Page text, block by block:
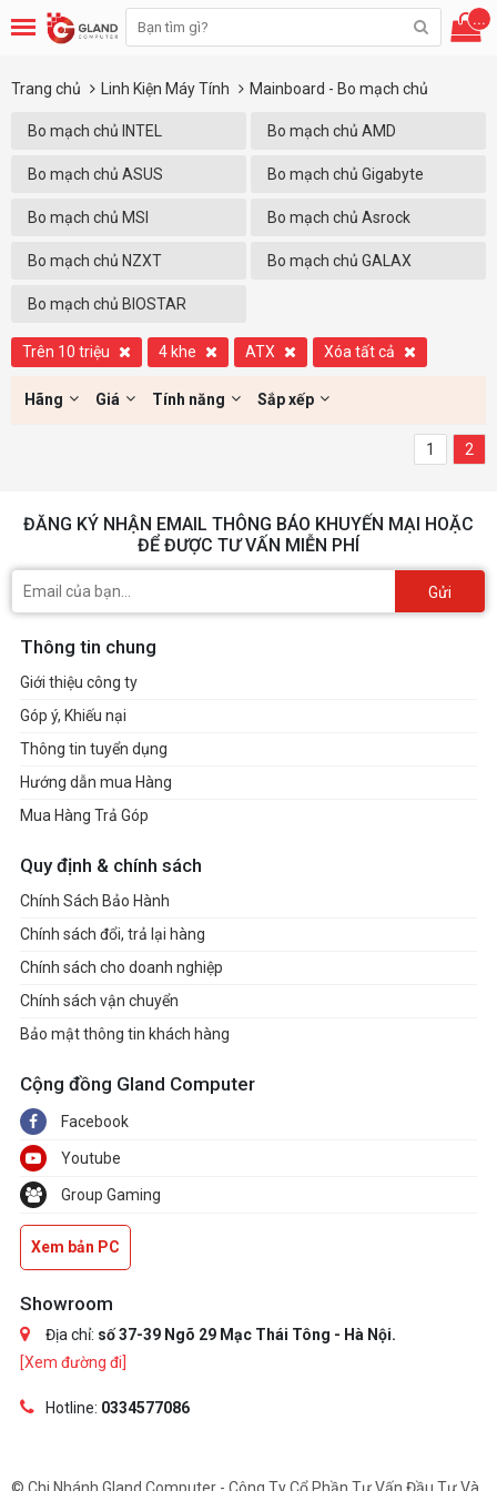
...
Trang chủ Linh Kiện Máy Tính Mainboard - Bo mạch chủ
Bo mạch chủ INTEL Bo mạch chủ AMD
Bo mạch chủ ASUS Bo mạch chủ Gigabyte
Bo mạch chủ MSI Bo mạch chủ Asrock
Bo mạch chủ NZXT Bo mạch chủ GALAX
Bo mạch chủ BIOSTAR
Trên 10 triệu 4 khe ATX Xóa tất cả
Hãng Giá Tính năng Sắp xếp
1 2
ĐĂNG KÝ NHẬN EMAIL THÔNG BÁO KHUYẾN MẠI HOẶC
ĐỂ ĐƯỢC TƯ VẤN MIỄN PHÍ
Gửi
Thông tin chung
Giới thiệu công ty
Góp ý, Khiếu nại
Thông tin tuyển dụng
Hướng dẫn mua Hàng
Mua Hàng Trả Góp
Quy định & chính sách
Chính Sách Bảo Hành
Chính sách đổi, trả lại hàng
Chính sách cho doanh nghiệp
Chính sách vận chuyển
Bảo mật thông tin khách hàng
Cộng đồng Gland Computer
Facebook
Youtube
Group Gaming
Xem bản PC
Showroom
Địa chỉ: số 37-39 Ngõ 29 Mạc Thái Tông - Hà Nội.
[Xem đường đi]
Hotline: 0334577086